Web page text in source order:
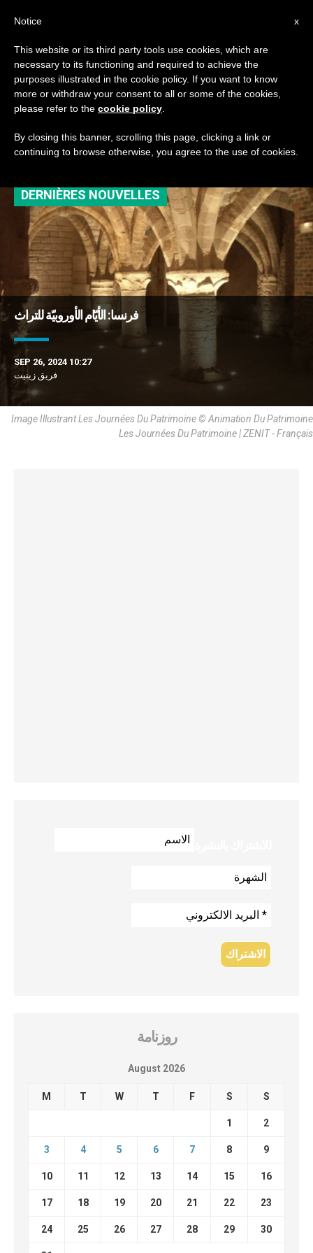
TAG
Posts Tagged ‘أيام
أوروبية’
DERNIÈRES NOUVELLES
فرنسا: الأيّام الأوروبيّة للتراث
SEP 26, 2024 10:27
فريق زينيت
Image Illustrant Les Journées Du Patrimoine © Animation Du Patrimoine
Les Journées Du Patrimoine | ZENIT - Français
روزنامة
August 2026
M T W T F S S
1 2
3 4 5 6 7 8 9
10 11 12 13 14 15 16
17 18 19 20 21 22 23
24 25 26 27 28 29 30
x
Notice
This website or its third party tools use cookies, which are
necessary to its functioning and required to achieve the
purposes illustrated in the cookie policy. If you want to know
more or withdraw your consent to all or some of the cookies,
please refer to the cookie policy
By closing this banner, scrolling this page, clicking a link or
continuing to browse otherwise, you agree to the use of cookies.